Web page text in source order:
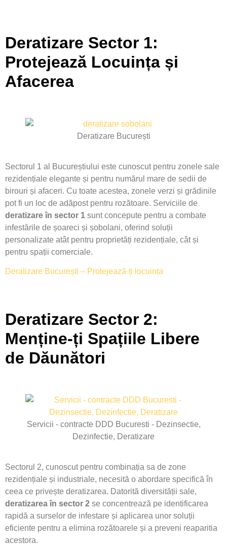
Deratizare Sector 1:
Protejează Locuința și
Afacerea
Deratizare București
Sectorul 1 al Bucureștiului este cunoscut pentru zonele sale
rezidențiale elegante și pentru numărul mare de sedii de
birouri și afaceri. Cu toate acestea, zonele verzi și grădinile
pot fi un loc de adăpost pentru rozătoare. Serviciile de
deratizare în sector 1 sunt concepute pentru a combate
infestările de șoareci și șobolani, oferind soluții
personalizate atât pentru proprietăți rezidențiale, cât și
pentru spații comerciale.
Deratizare București – Protejează-ți locuința
Deratizare Sector 2:
Menține-ți Spațiile Libere
de Dăunători
Servicii - contracte DDD Bucuresti - Dezinsectie,
Dezinfectie, Deratizare
Sectorul 2, cunoscut pentru combinația sa de zone
rezidențiale și industriale, necesită o abordare specifică în
ceea ce privește deratizarea. Datorită diversității sale,
deratizarea în sector 2 se concentrează pe identificarea
rapidă a surselor de infestare și aplicarea unor soluții
eficiente pentru a elimina rozătoarele și a preveni reaparitia
acestora.